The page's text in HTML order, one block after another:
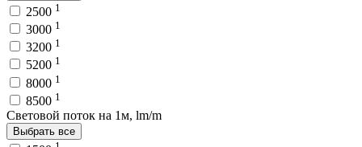
2500 1
3000 1
3200 1
5200 1
8000 1
8500 1
Световой поток на 1м, lm/m
Выбрать все